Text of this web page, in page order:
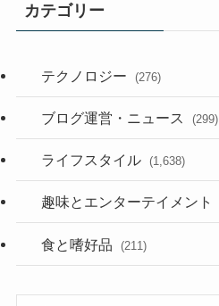
カテゴリー
テクノロジー (276)
(36)
(187)
ブログ運営・ニュース (299)
(118)
(181)
ライフスタイル (1,638)
(394)
(282)
趣味とエンターテイメント
(56)
食と嗜好品 (211)